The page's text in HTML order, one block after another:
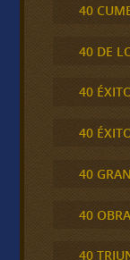
40
40 DE
40
40
40
40
40